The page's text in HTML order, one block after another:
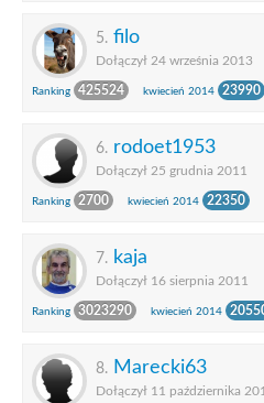
5. filo
Dołączył 24 września 2013
Ranking 425524 kwiecień 2014 23990
6. rodoet1953
Dołączył 25 grudnia 2011
Ranking 2700 kwiecień 2014 22350
7. kaja
Dołączył 16 sierpnia 2011
Ranking 3023290 kwiecień 2014
8. Marecki63
Dołączył 11 października